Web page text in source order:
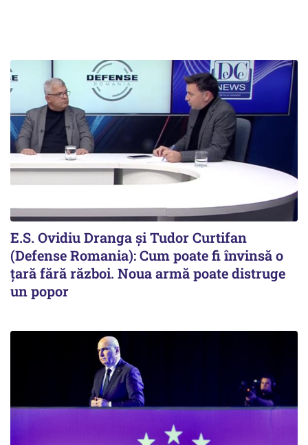
E.S. Ovidiu Dranga și Tudor Curtifan
(Defense Romania): Cum poate fi învinsă o
țară fără război. Noua armă poate distruge
un popor